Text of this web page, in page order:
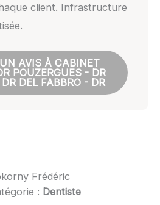
client. Infrastructure
AVIS À CABINET
POUZERGUES - DR
DEL FABBRO - DR
Frédéric
: Dentiste